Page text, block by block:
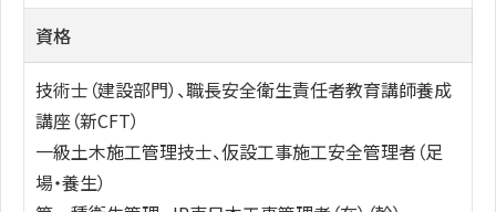
資格
技術士（建設部門）、職長安全衛生責任者教育講師養成
講座（新CFT）
一級土木施工管理技士、仮設工事施工安全管理者（足
場・養生）